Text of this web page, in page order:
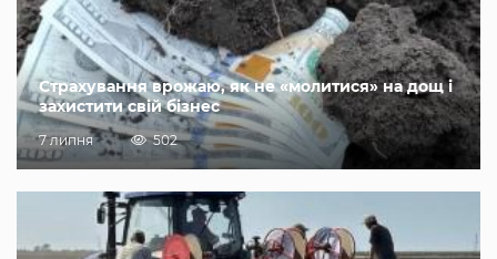
Страхування врожаю, як не «молитися» на дощ і
захистити свій бізнес
7 липня 502